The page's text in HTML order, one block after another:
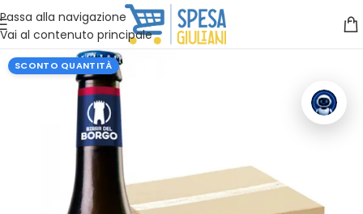
Passa alla navigazione
Vai al contenuto principale
Vuoi assistenza?Clicca qui e ti richiamiamo noi
SCONTO QUANTITÀ